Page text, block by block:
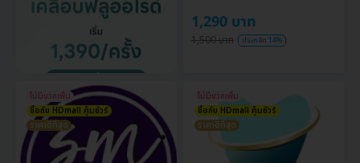
1,290 บาท
1,500 บาท ประหยัด 14%
ไม่มีบวกเพิ่ม
ซื้อกับ HDmall คุ้มชัวร์
ราคาดีที่สุด
ไม่มีบวกเพิ่ม
ซื้อกับ HDmall คุ้มชัวร์
ราคาดีที่สุด